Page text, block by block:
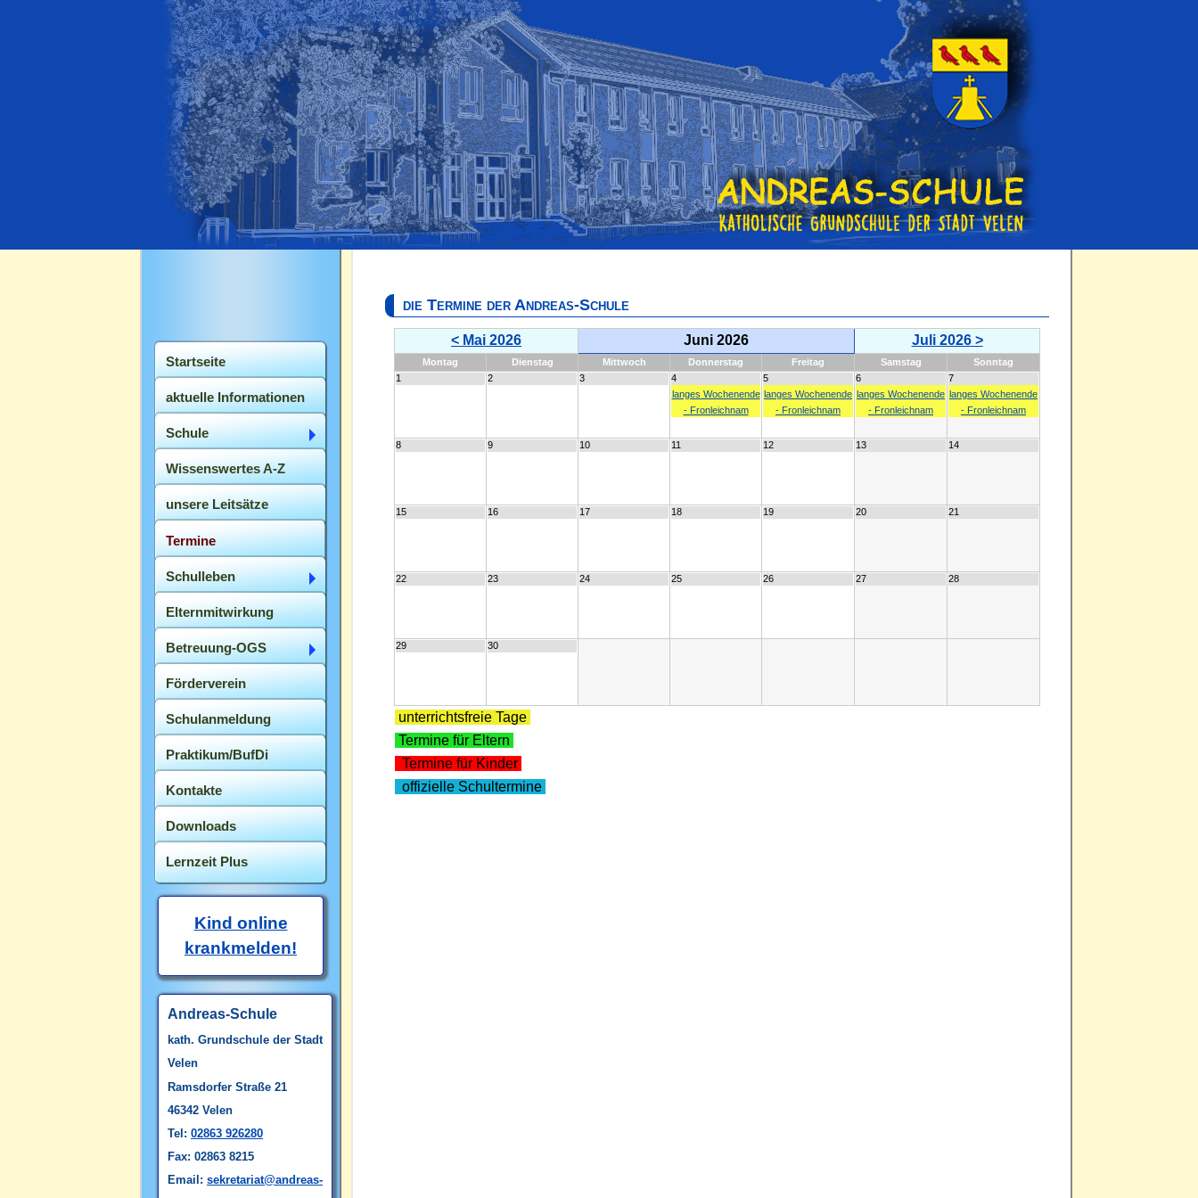
die Termine der Andreas-Schule
< Mai 2026 Juni 2026 Juli 2026 >
Montag Dienstag Mittwoch Donnerstag Freitag Samstag Sonntag
1
2 3
4
langes Wochenende
- Fronleichnam
5
langes Wochenende
- Fronleichnam
6
langes Wochenende
- Fronleichnam
7
langes Wochenende
- Fronleichnam
8 9 10 11 12 13 14
15 16 17 18 19 20 21
22 23 24 25 26 27 28
29 30
unterrichtsfreie Tage
Termine für Eltern
Termine für Kinder
offizielle Schultermine
Navigation
überspringen
Startseite
aktuelle Informationen
Schule
Wissenswertes A-Z
unsere Leitsätze
Termine
Schulleben
Elternmitwirkung
Betreuung-OGS
Förderverein
Schulanmeldung
Praktikum/BufDi
Kontakte
Downloads
Lernzeit Plus
Kind online
krankmelden!
Andreas-Schule
kath. Grundschule der Stadt
Velen
Ramsdorfer Straße 21
46342 Velen
Tel: 02863 926280
Fax: 02863 8215
Email: sekretariat@andreas-